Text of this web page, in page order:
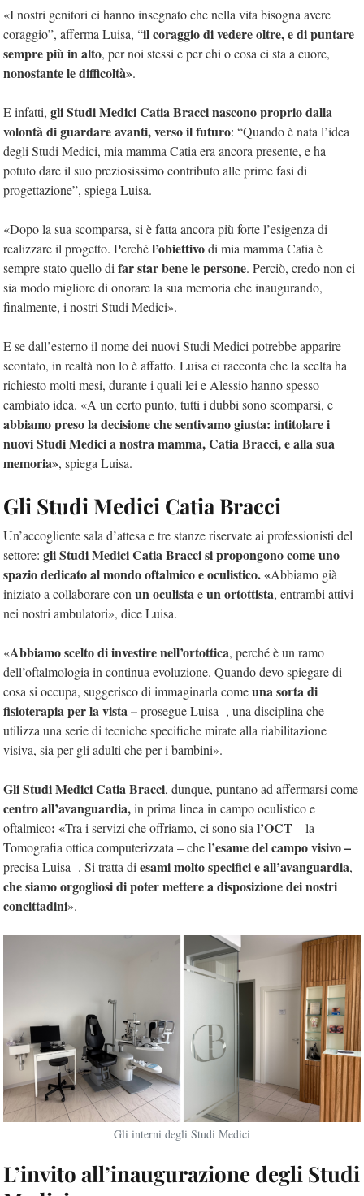
«I nostri genitori ci hanno insegnato che nella vita bisogna avere
coraggio”, afferma Luisa, “il coraggio di vedere oltre, e di puntare
sempre più in alto, per noi stessi e per chi o cosa ci sta a cuore,
nonostante ledifficoltà».
E infatti, gli Studi Medici Catia Bracci nascono proprio dalla
volontà di guardare avanti, verso il futuro: “Quando è nata l’idea
degli Studi Medici, mia mamma Catia era ancora presente, e ha
potuto dare il suo preziosissimo contributo alle prime fasi di
progettazione”, spiega Luisa.
«Dopo la sua scomparsa, si è fatta ancora più forte l’esigenza di
realizzare il progetto. Perchél’obiettivodi mia mamma Catia è
sempre stato quello di far star bene le persone. Perciò, credo non ci
sia modo migliore di onorare la sua memoria che inaugurando,
finalmente, i nostri Studi Medici».
E se dall’esterno il nome dei nuovi Studi Medici potrebbe apparire
scontato, in realtà non lo è affatto. Luisa ci racconta che la scelta ha
richiesto molti mesi, durante i quali lei e Alessio hanno spesso
cambiato idea. «A un certo punto, tutti i dubbi sono scomparsi, e
abbiamo preso la decisione che sentivamo giusta: intitolare i
nuovi Studi Medici a nostra mamma, Catia Bracci, e alla sua
memoria», spiega Luisa.
Gli Studi Medici Catia Bracci
Un’accogliente sala d’attesa e tre stanze riservate ai professionisti del
settore: gli Studi Medici Catia Bracci si propongono come uno
spazio dedicato al mondo oftalmico e oculistico. «Abbiamo già
iniziato a collaborare con un oculistaeun ortottista, entrambi attivi
nei nostri ambulatori», dice Luisa.
«Abbiamo scelto di investire nell’ortottica, perché è un ramo
dell’oftalmologia in continua evoluzione. Quando devo spiegare di
cosa si occupa, suggerisco di immaginarla comeuna sorta di
fisioterapia per la vista –prosegue Luisa -, una disciplina che
utilizza una serie di tecniche specifiche mirate alla riabilitazione
visiva, sia per gli adulti che per i bambini».
Gli Studi Medici Catia Bracci, dunque, puntano ad affermarsi come
centro all’avanguardia,in prima linea in campo oculistico e
oftalmico: «Tra i servizi che offriamo, ci sono sia l’OCT– la
Tomografia ottica computerizzata – chel’esame del campo visivo –
precisa Luisa -. Si tratta di esami molto specifici e all’avanguardia,
che siamo orgogliosi di poter mettere a disposizione dei nostri
concittadini».
Gli interni degli Studi Medici
L’invito all’inaugurazione degli Studi